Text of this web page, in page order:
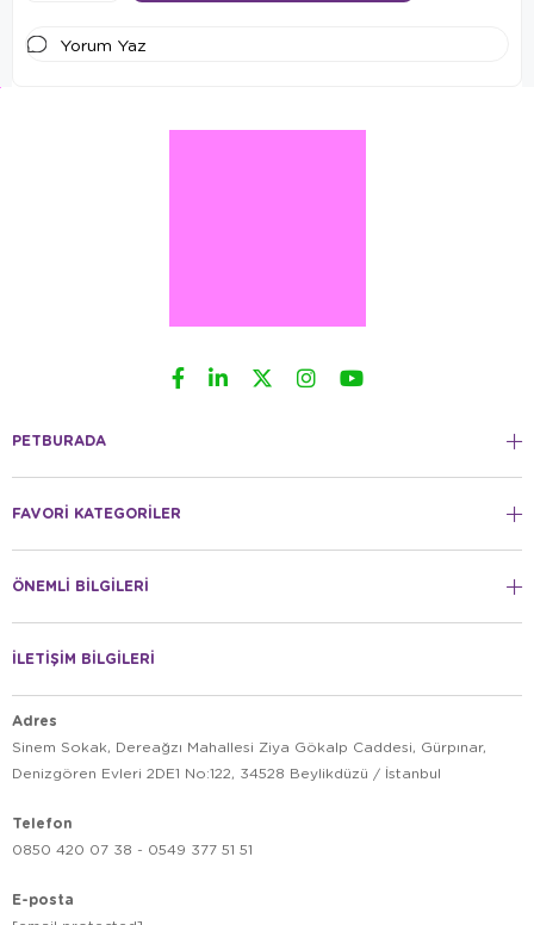
Yorum Yaz
PETBURADA
FAVORİ KATEGORİLER
ÖNEMLİ BİLGİLERİ
İLETİŞİM BİLGİLERİ
Adres
Sinem Sokak, Dereağzı Mahallesi Ziya Gökalp Caddesi, Gürpınar,
Denizgören Evleri 2DE1 No:122, 34528 Beylikdüzü / İstanbul
Telefon
0850 420 07 38 - 0549 377 51 51
E-posta